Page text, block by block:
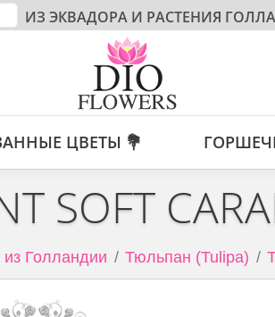
ИЗ ЭКВАДОРА И РАСТЕНИЯ
ЦВЕТЫ 💐
SOFT
Голландии Тюльпан (Tulipa)